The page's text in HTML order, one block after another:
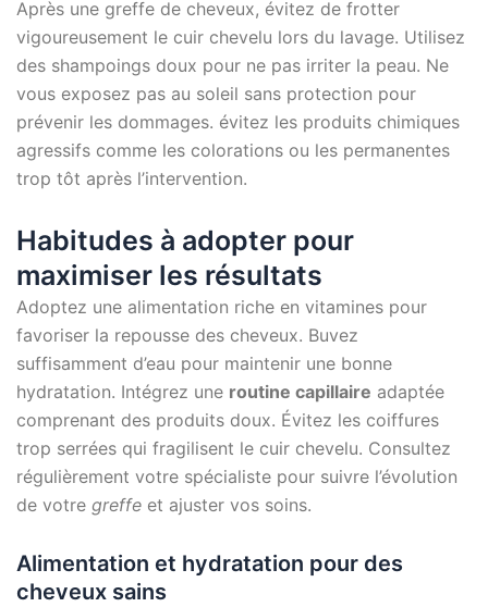
Après une greffe de cheveux, évitez de frotter
vigoureusement le cuir chevelu lors du lavage. Utilisez
des shampoings doux pour ne pas irriter la peau. Ne
vous exposez pas au soleil sans protection pour
prévenir les dommages. évitez les produits chimiques
agressifs comme les colorations ou les permanentes
trop tôt après l’intervention.
Habitudes à adopter pour
maximiser les résultats
Adoptez une alimentation riche en vitamines pour
favoriser la repousse des cheveux. Buvez
suffisamment d’eau pour maintenir une bonne
hydratation. Intégrez une routine capillaire adaptée
comprenant des produits doux. Évitez les coiffures
trop serrées qui fragilisent le cuir chevelu. Consultez
régulièrement votre spécialiste pour suivre l’évolution
de votre greffeet ajuster vos soins.
Alimentation et hydratation pour des
cheveux sains